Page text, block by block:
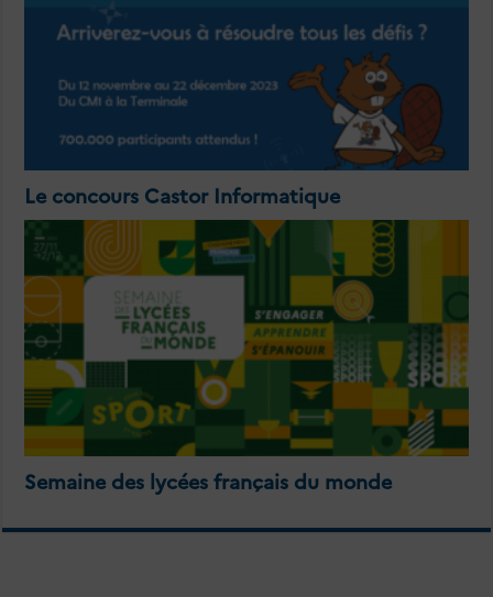
Le concours Castor Informatique
Semaine des lycées français du monde